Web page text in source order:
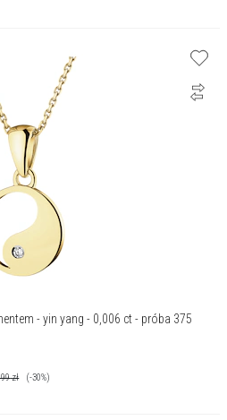
- yin yang - 0,006 ct - próba 375
zł
(-30%)